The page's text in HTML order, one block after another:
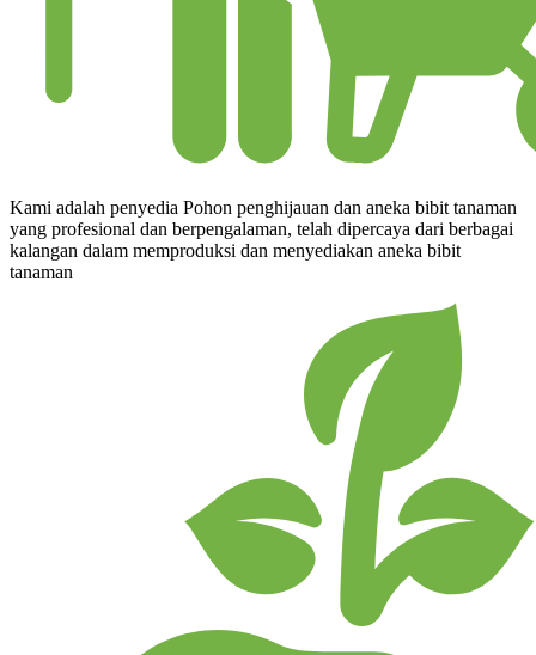
Kami adalah penyedia Pohon penghijauan dan aneka bibit tanaman
yang profesional dan berpengalaman, telah dipercaya dari berbagai
kalangan dalam memproduksi dan menyediakan aneka bibit
tanaman